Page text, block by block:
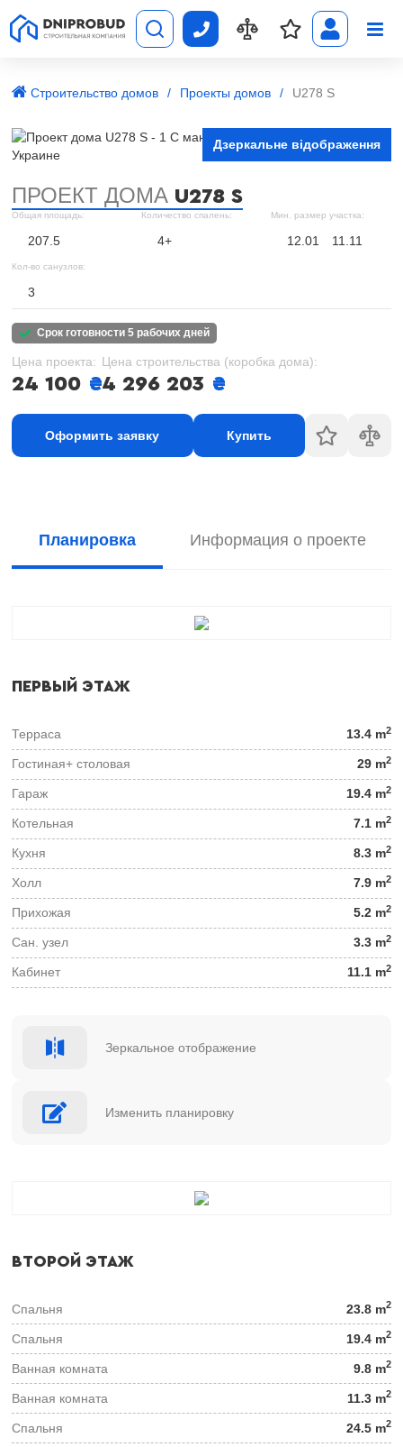
Строительство домов Проекты домов U278 S
Дзеркальне відображення
ПРОЕКТ ДОМА U278 S
Общая площадь:
207.5
Количество спалень:
4+
Мин. размер участка:
12.01 11.11
Кол-во санузлов:
3
срок готовности 5 рабочих дней
Цена проекта:
24 100 ₴
Цена строительства (коробка дома):
4 296 203 ₴
Оформить заявку Купить
Планировка Информация о проекте
ПЕРВЫЙ ЭТАЖ
Терраса 13.4 m2
Гостиная+ столовая 29 m2
Гараж 19.4 m2
Котельная 7.1 m2
Кухня 8.3 m2
Холл 7.9 m2
Прихожая 5.2 m2
Сан. узел 3.3 m2
Кабинет 11.1 m2
Зеркальное отображение
Изменить планировку
ВТОРОЙ ЭТАЖ
Спальня 23.8 m2
Спальня 19.4 m2
Ванная комната 9.8 m2
Ванная комната 11.3 m2
Спальня 24.5 m2